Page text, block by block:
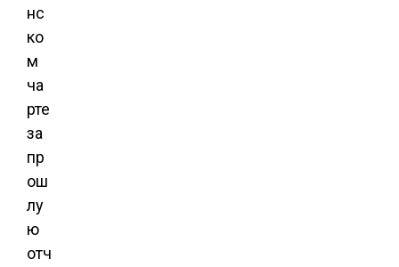
нс
ко
м
ча
рте
за
пр
ош
лу
ю
отч